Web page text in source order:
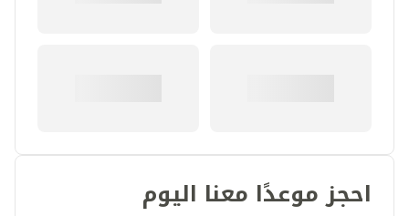
احجز موعدًا معنا اليوم